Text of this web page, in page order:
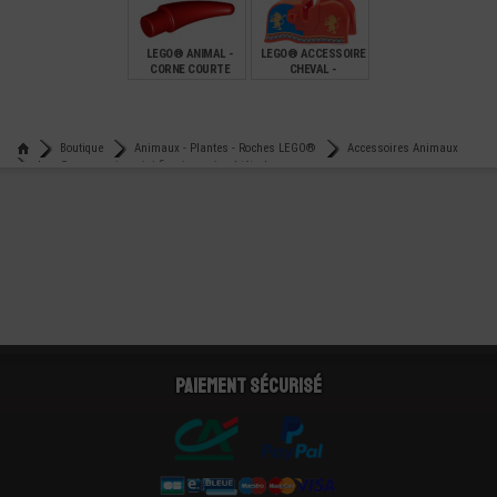
0,15 €
LEGO® ANIMAL -
CORNE COURTE
LEGO® ACCESSOIRE
CHEVAL -
Boutique
Animaux - Plantes - Roches LEGO®
Accessoires Animaux
Lego® accessoire mini-figurine animal tête dragon
Paiement sécurisé